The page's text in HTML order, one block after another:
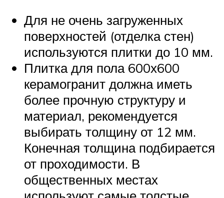
Для не очень загруженных
поверхностей (отделка стен)
используются плитки до 10 мм.
Плитка для пола 600х600
керамогранит должна иметь
более прочную структуру и
материал, рекомендуется
выбирать толщину от 12 мм.
Конечная толщина подбирается
от проходимости. В
общественных местах